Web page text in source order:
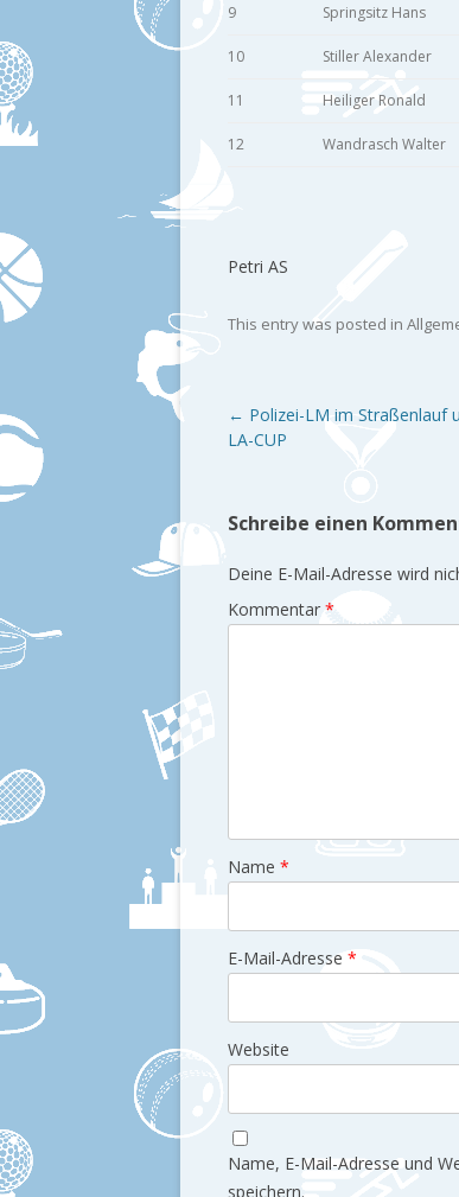
9 Springsitz Hans
10 Stiller Alexander
11 Heiliger Ronald
12 Wandrasch Walter
Petri AS
This entry was posted in
Post navigation
← Polizei-LM im Straßenlauf
LA-CUP
Schreibe einen
Deine E-Mail-Adresse wird
Kommentar *
Name *
E-Mail-Adresse *
Website
Name, E-Mail-Adresse und
speichern.